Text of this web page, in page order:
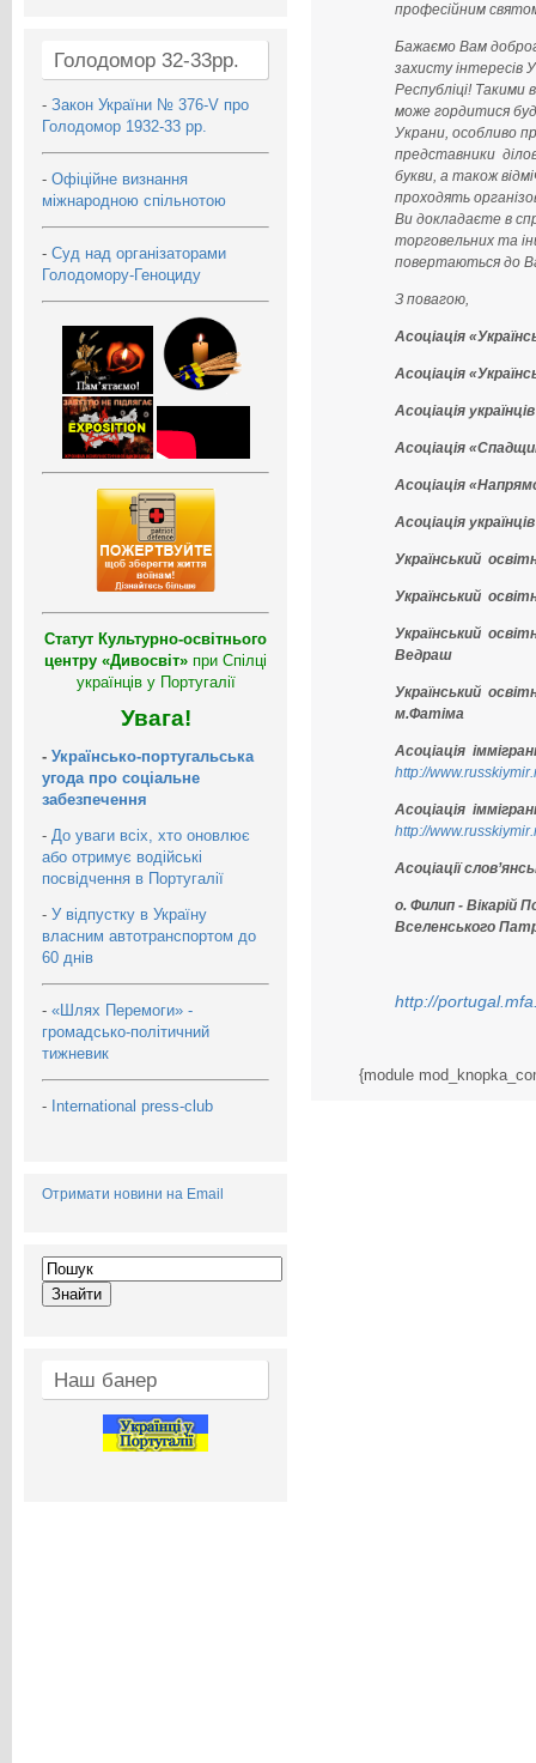
Голодомор 32-33рр.
- Закон України № 376-V про
Голодомор 1932-33 рр.
- Офіційне визнання
міжнародною спільнотою
- Суд над організаторами
Голодомору-Геноциду
Статут Культурно-освітнього
центру «Дивосвіт» при Спілці
українців у Португалії
Увага!
- Українсько-португальська
угода про соціальне
забезпечення
- До уваги всіх, хто оновлює
або отримує водійські
посвідчення в Португалії
- У відпустку в Україну
власним автотранспортом до
60 днів
- «Шлях Перемоги» -
громадсько-політичний
тижневик
- International press-club
Отримати новини на Email
Наш банер
професійним
Бажаємо Вам
захисту інтересів
Республіці!
може гордитися
Украни, особливо
представники
букви, а також
проходять
Ви докладаєте в
торговельних та
повертаються до
З повагою,
Асоціація
Асоціація
Асоціація
Асоціація
Асоціація
Асоціація
Український
Український
Український
Ведраш
Український
м.Фатімa
Асоціація
http://
Асоціація
http://
Асоціації
о. Филип - Вікарій
Вселенського
http://
{module